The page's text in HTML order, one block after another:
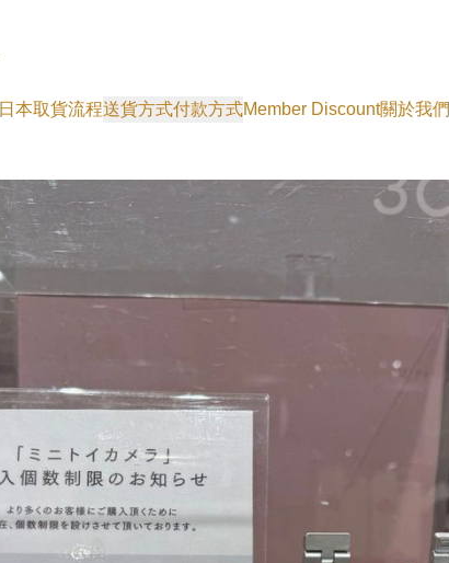
日本取貨流程送貨方式付款方式Member Discount關於我們